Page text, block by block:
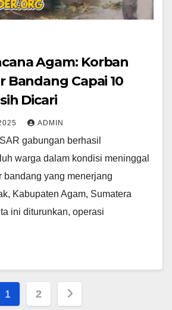
Agam: Korban
Bandang Capai 10
Dicari
ADMIN
gabungan berhasil
warga dalam kondisi meninggal
bandang yang menerjang
Kabupaten Agam, Sumatera
ini diturunkan, operasi
Posts
1 2